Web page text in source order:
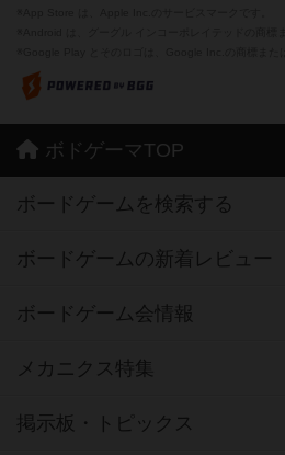
ボドゲーマTOP
ボードゲームを検索する
ボードゲームの新着レビュー
ボードゲーム会情報
メカニクス特集
掲示板・トピックス